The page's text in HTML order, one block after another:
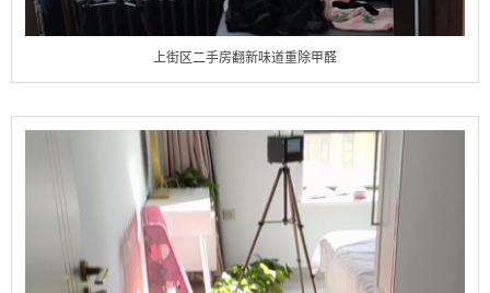
上街区二手房翻新味道重除甲醛